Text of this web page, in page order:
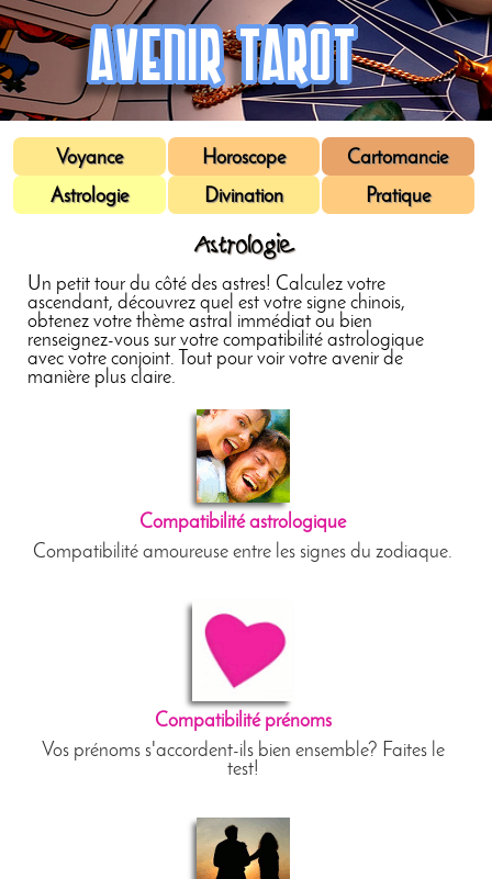
Voyance Horoscope
Cartomancie
Astrologie
Divination Pratique
Astrologie
Un petit tour du côté des astres! Calculez votre
ascendant, découvrez quel est votre signe chinois,
obtenez votre thème astral immédiat ou bien
renseignez-vous sur votre compatibilité astrologique
avec votre conjoint. Tout pour voir votre avenir de
manière plus claire.
Compatibilité astrologique
Compatibilité amoureuse entre les signes du zodiaque.
Compatibilité prénoms
Vos prénoms s'accordent-ils bien ensemble? Faites le
test!